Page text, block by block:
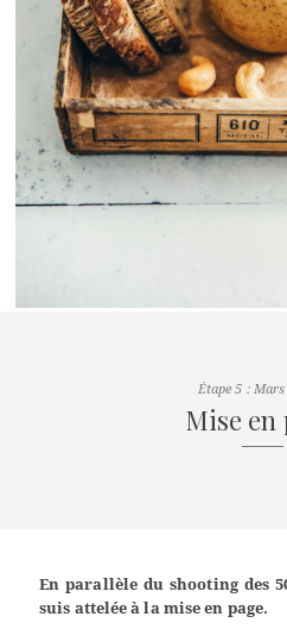
Étape 5 :
Mise en
En parallèle du shooting des
suis attelée à la mise en page.